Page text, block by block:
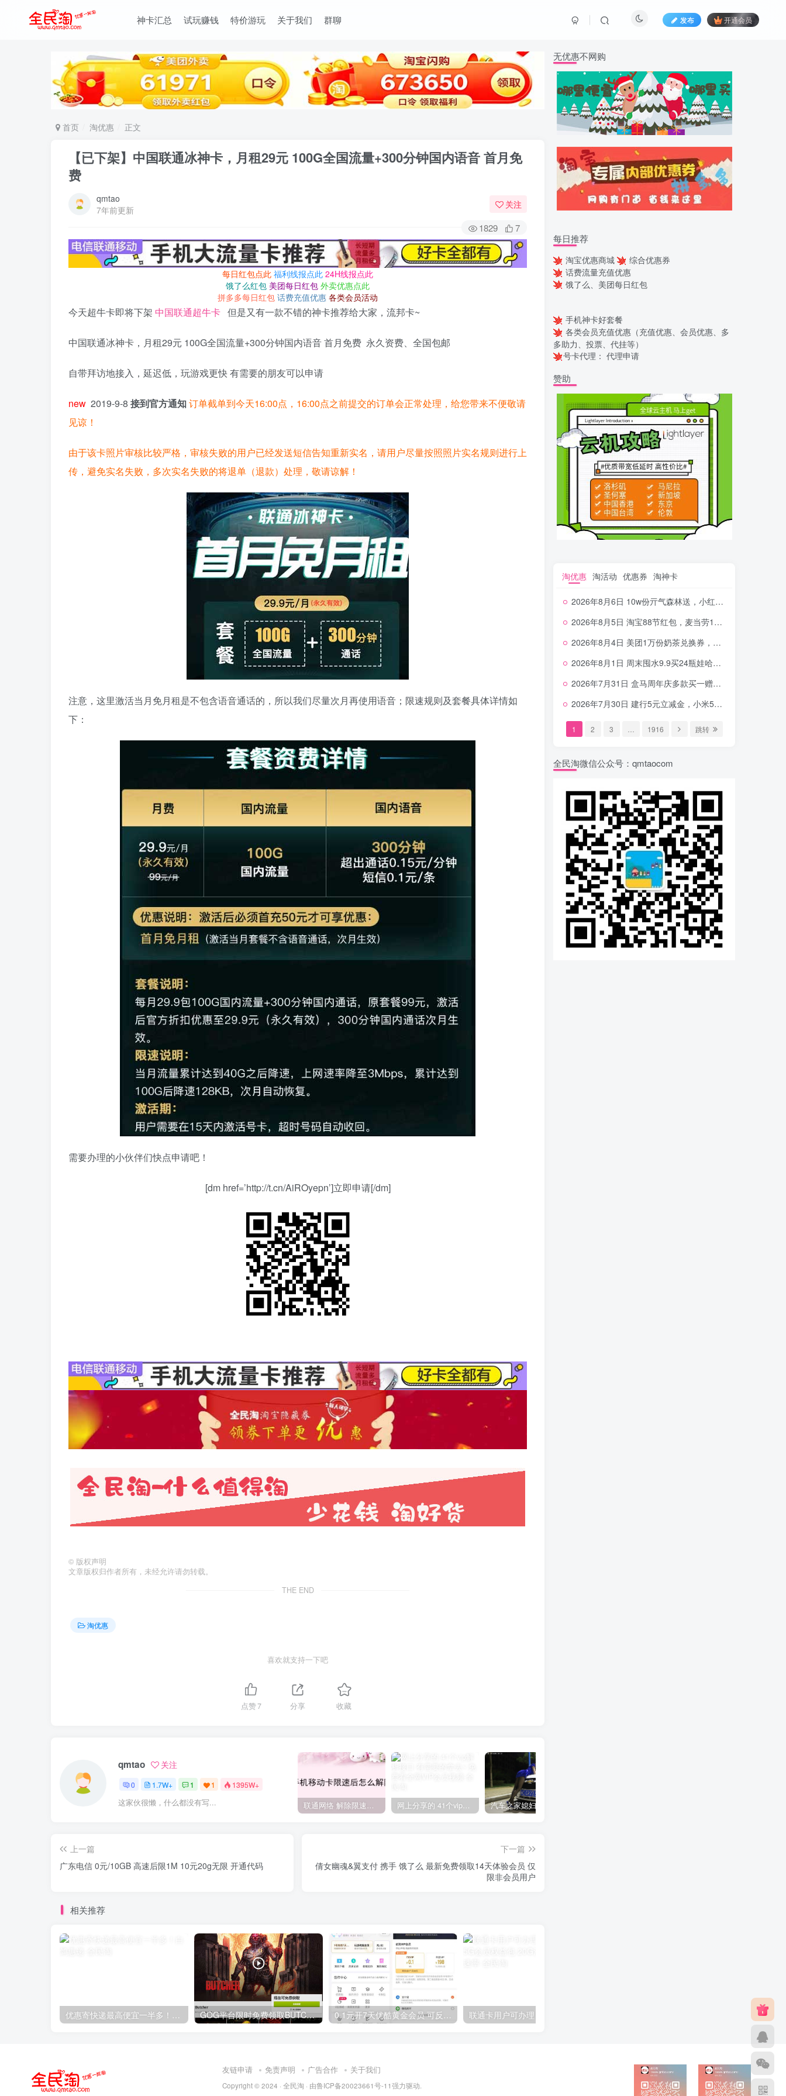
神卡汇总 试玩赚钱 特价游玩 关于我们 群聊 发布 开通会员
首页 淘优惠 正文
【已下架】中国联通冰神卡，月租29元 100G全国流量+300分钟国内语音 首月免
费
qmtao
7年前更新
关注
1829 7
每日红包点此 福利线报点此 24H线报点此
饿了么红包 美团每日红包 外卖优惠点此
拼多多每日红包 话费充值优惠 各类会员活动
今天超牛卡即将下架 中国联通超牛卡 但是又有一款不错的神卡推荐给大家，流邦卡~
中国联通冰神卡，月租29元 100G全国流量+300分钟国内语音 首月免费 永久资费、全国包邮
自带拜访地接入，延迟低，玩游戏更快 有需要的朋友可以申请
new 2019-9-8 接到官方通知订单截单到今天16:00点，16:00点之前提交的订单会正常处理，给您带来不便敬请
见谅！
由于该卡照片审核比较严格，审核失败的用户已经发送短信告知重新实名，请用户尽量按照照片实名规则进行上
传，避免实名失败，多次实名失败的将退单（退款）处理，敬请谅解！
注意，这里激活当月免月租是不包含语音通话的，所以我们尽量次月再使用语音；限速规则及套餐具体详情如
下：
需要办理的小伙伴们快点申请吧！
[dm href=’http://t.cn/AiROyepn’]立即申请[/dm]
© 版权声明
文章版权归作者所有，未经允许请勿转载。
THE END
淘优惠
喜欢就支持一下吧
点赞7 分享 收藏
qmtao 关注
0 1.7W+ 1 1 1395W+
这家伙很懒，什么都没有写... 联通网络 解除限速方法参考！畅享、畅玩、老白干等及其它地区自测了 网上分享的 41个vip解析接口 有需要的拿去~ 免费看全网VIP会员视频
上一篇
广东电信 0元/10GB 高速后限1M 10元20g无限 开通代码
下一篇
倩女幽魂&翼支付 携手 饿了么 最新免费领取14天体验会员 仅
限非会员用户
相关推荐
优惠寄快递最高便宜一半多！白鸽惠递 GOG平台限时免费领取BUTCHER（屠夫） 0.1元开7天优酷黄金会员 可反复开通需要关闭自动续费
无优惠不网购
每日推荐
淘宝优惠商城
综合优惠券
话费流量充值优惠
饿了么、美团每日红包
手机神卡好套餐
各类会员充值优惠（充值优惠、会员优惠、多
多助力、投票、代挂等）
号卡代理： 代理申请
赞助
淘优惠 淘活动 优惠券 淘神卡
2026年8月6日 10w份亓气森林送，小红书12元无门槛，中行电费30-10，0元柠檬水+0撸汉堡等
2026年8月5日 淘宝88节红包，麦当劳150万份柠檬水，三万份瑞幸免单，霸王9万份0.01券等
2026年8月4日 美团1万份奶茶兑换券，农行5E卡，中行支付超给利，美团领18个冰激凌，小米每天领2-6元等等
2026年8月1日 周末囤水9.9买24瓶娃哈哈，建行100元京东券，移动5元话费，麦当劳甜筒，交行立减金等
2026年7月31日 盒马周年庆多款买一赠一，饿了么拆红包，建行30立减金，农行领10元刷卡金等
2026年7月30日 建行5元立减金，小米5元，抢2500份爷爷不泡茶，闪购20-20，3元吃瑞幸咖啡等
1 2 3 1916 跳转
全民淘微信公众号：qmtaocom
友链申请 免责声明 广告合作 关于我们
Copyright © 2024 · 全民淘 · 由鲁ICP备20023661号-11强力驱动.